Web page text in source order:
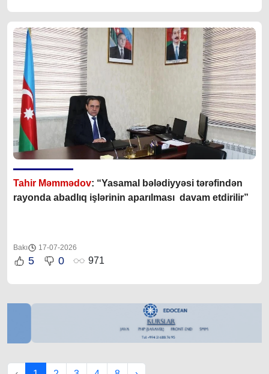
Tahir Məmmədov: “Yasamal bələdiyyəsi tərəfindən
rayonda abadlıq işlərinin aparılması davam etdirilir”
Bakı 17-07-2026
5 0 971